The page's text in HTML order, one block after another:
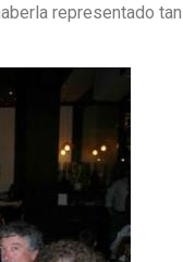
representado tan